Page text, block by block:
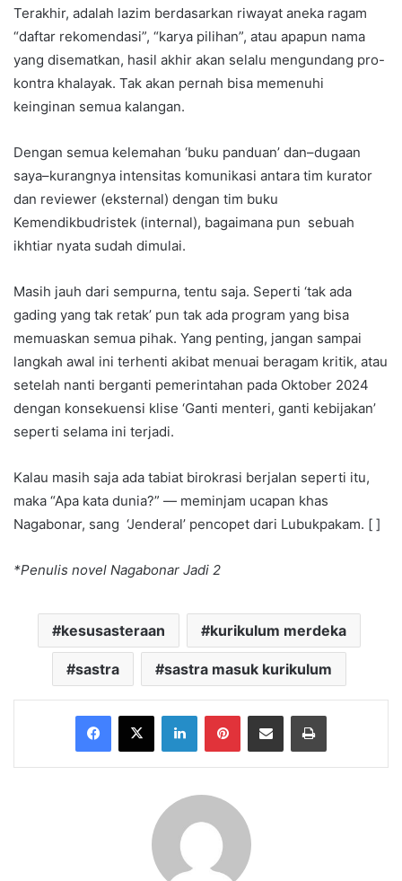
Terakhir, adalah lazim berdasarkan riwayat aneka ragam
“daftar rekomendasi”, “karya pilihan”, atau apapun nama
yang disematkan, hasil akhir akan selalu mengundang pro-
kontra khalayak. Tak akan pernah bisa memenuhi
keinginan semua kalangan.
Dengan semua kelemahan ‘buku panduan’ dan–dugaan
saya–kurangnya intensitas komunikasi antara tim kurator
dan reviewer (eksternal) dengan tim buku
Kemendikbudristek (internal), bagaimana pun sebuah
ikhtiar nyata sudah dimulai.
Masih jauh dari sempurna, tentu saja. Seperti ‘tak ada
gading yang tak retak’ pun tak ada program yang bisa
memuaskan semua pihak. Yang penting, jangan sampai
langkah awal ini terhenti akibat menuai beragam kritik, atau
setelah nanti berganti pemerintahan pada Oktober 2024
dengan konsekuensi klise ‘Ganti menteri, ganti kebijakan’
seperti selama ini terjadi.
Kalau masih saja ada tabiat birokrasi berjalan seperti itu,
maka “Apa kata dunia?” — meminjam ucapan khas
Nagabonar, sang ‘Jenderal’ pencopet dari Lubukpakam. [ ]
*Penulis novel Nagabonar Jadi 2
kesusasteraan kurikulum merdeka
sastra sastra masuk kurikulum
Facebook
X LinkedInPinterestShare via Email Print